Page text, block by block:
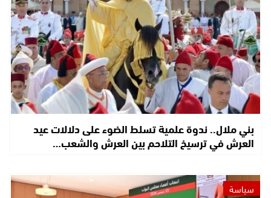
بني ملال.. ندوة علمية تسلط الضوء على دلالات عيد
العرش في ترسيخ التلاحم بين العرش والشعب…
سياسة